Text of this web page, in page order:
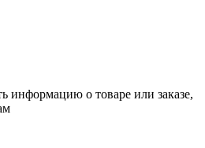
информацию о товаре или заказе,